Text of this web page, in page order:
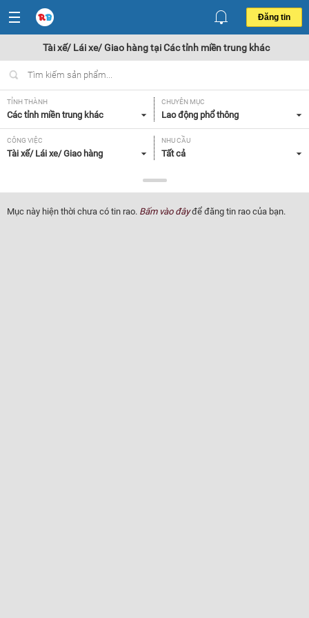
Đăng tin
Tài xế/ Lái xe/ Giao hàng tại Các tỉnh miền trung khác
TỈNH THÀNH
Các tỉnh miền trung khác
CHUYÊN MỤC
Lao động phổ thông
CÔNG VIỆC
Tài xế/ Lái xe/ Giao hàng
NHU CẦU
Tất cả
Tất cả
Mục này hiện thời chưa có tin rao. Bấm vào đâyđể đăng tin rao của bạn.